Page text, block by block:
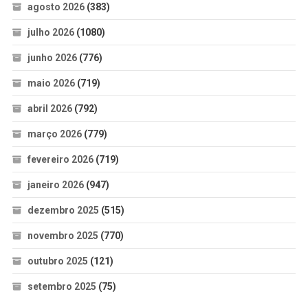
agosto 2026(383)
julho 2026(1080)
junho 2026(776)
maio 2026(719)
abril 2026(792)
março 2026(779)
fevereiro 2026(719)
janeiro 2026(947)
dezembro 2025 (515)
novembro 2025 (770)
outubro 2025 (121)
setembro 2025 (75)